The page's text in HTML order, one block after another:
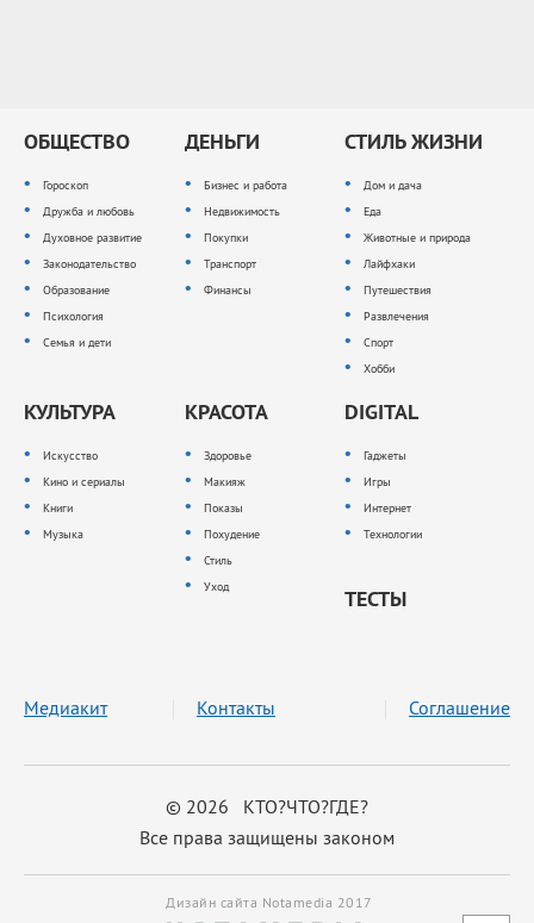
ОБЩЕСТВО
Гороскоп
Дружба и любовь
Духовное развитие
Законодательство
Образование
Психология
Семья и дети
ДЕНЬГИ
Бизнес и работа
Недвижимость
Покупки
Транспорт
Финансы
СТИЛЬ ЖИЗНИ
Дом и дача
Еда
Животные и природа
Лайфхаки
Путешествия
Развлечения
Спорт
Хобби
КУЛЬТУРА
Искусство
Кино и сериалы
Книги
Музыка
КРАСОТА
Здоровье
Макияж
Показы
Похудение
Стиль
Уход
DIGITAL
Гаджеты
Игры
Интернет
Технологии
ТЕСТЫ
© 2026 КТО?ЧТО?ГДЕ?
Все права защищены законом
Медиакит Контакты Соглашение
Дизайн сайта Notamedia 2017